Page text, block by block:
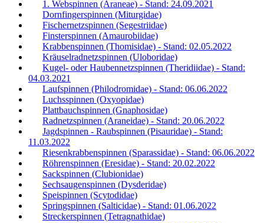
1. Webspinnen (Araneae) - Stand: 24.09.2021
Dornfingerspinnen (Miturgidae)
Fischernetzspinnen (Segestriidae)
Finsterspinnen (Amaurobiidae)
Krabbenspinnen (Thomisidae) - Stand: 02.05.2022
Kräuselradnetzspinnen (Uloboridae)
Kugel- oder Haubennetzspinnen (Theridiidae) - Stand:
04.03.2021
Laufspinnen (Philodromidae) - Stand: 06.06.2022
Luchsspinnen (Oxyopidae)
Plattbauchspinnen (Gnaphosidae)
Radnetzspinnen (Araneidae) - Stand: 20.06.2022
Jagdspinnen - Raubspinnen (Pisauridae) - Stand:
11.03.2022
Riesenkrabbenspinnen (Sparassidae) - Stand: 06.06.2022
Röhrenspinnen (Eresidae) - Stand: 20.02.2022
Sackspinnen (Clubionidae)
Sechsaugenspinnen (Dysderidae)
Speispinnen (Scytodidae)
Springspinnen (Salticidae) - Stand: 01.06.2022
Streckerspinnen (Tetragnathidae)